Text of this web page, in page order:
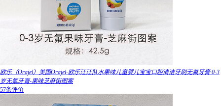
欧乐（Orajel）美国Orajel-欧乐汪汪队水果味儿童婴儿宝宝口腔清洁牙刷无氟牙膏 0-3
岁无氟牙膏-果味芝麻街图案
57条评价